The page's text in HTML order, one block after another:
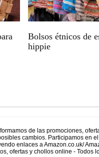
Bolsos étnicos de
hippie
de las promociones,
cambios. Participamos
enlaces a Amazon.co.uk/
ofertas y chollos online - Todos